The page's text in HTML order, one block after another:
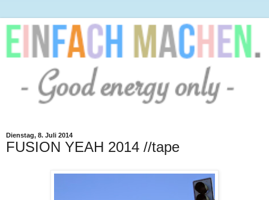
Dienstag, 8. Juli 2014
FUSION YEAH 2014 //tape